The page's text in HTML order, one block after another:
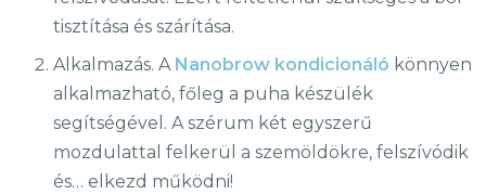
tisztítása és szárítása.
Alkalmazás. A Nanobrow kondicionáló könnyen
alkalmazható, főleg a puha készülék
segítségével. A szérum két egyszerű
mozdulattal felkerül a szemöldökre, felszívódik
és… elkezd működni!